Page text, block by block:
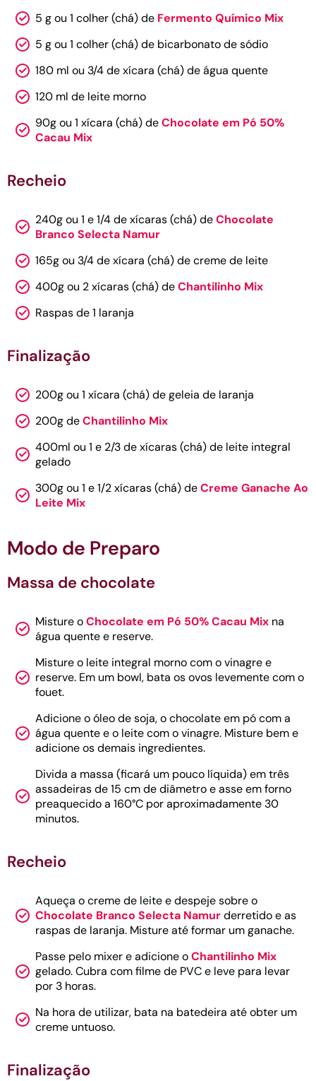
5 g ou 1 colher (chá) de Fermento Químico Mix
5 g ou 1 colher (chá) de bicarbonato de sódio
180 ml ou 3/4 de xícara (chá) de água quente
120 ml de leite morno
90g ou 1 xícara (chá) deChocolate em Pó 50%
Cacau Mix
Recheio
240g ou 1 e 1/4 de xícaras (chá) deChocolate
Branco Selecta Namur
165g ou 3/4 de xícara (chá) de creme de leite
400g ou 2 xícaras (chá) deChantilinho Mix
Raspas de 1 laranja
Finalização
200g ou 1 xícara (chá) de geleia de laranja
200g deChantilinho Mix
400ml ou 1 e 2/3 de xícaras (chá) de leite integral
gelado
300g ou 1 e 1/2 xícaras (chá) deCreme Ganache Ao
Leite Mix
Modo de Preparo
Massa de chocolate
Misture oChocolate em Pó 50% Cacau Mix na
água quente e reserve.
Misture o leite integral morno com o vinagre e
reserve. Em um bowl, bata os ovos levemente com o
fouet.
Adicione o óleo de soja, o chocolate em pó com a
água quente e o leite com o vinagre. Misture bem e
adicione os demais ingredientes.
Divida a massa (ficará um pouco líquida) em três
assadeiras de 15 cm de diâmetro e asse em forno
preaquecido a 160°C por aproximadamente 30
minutos.
Recheio
Aqueça o creme de leite e despeje sobre o
Chocolate Branco Selecta Namurderretido e as
raspas de laranja. Misture até formar um ganache.
Passe pelo mixer e adicione oChantilinho Mix
gelado. Cubra com filme de PVC e leve para levar
por 3 horas.
Na hora de utilizar, bata na batedeira até obter um
creme untuoso.
Finalização